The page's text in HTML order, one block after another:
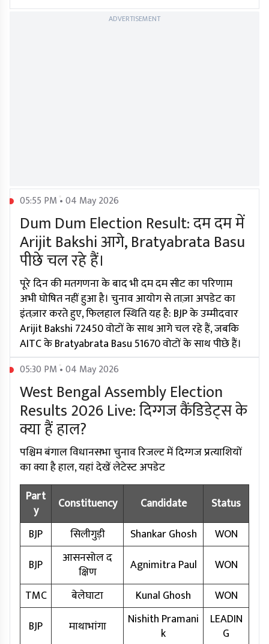
ADVERTISEMENT
05:55 PM • 04 May 2026
Dum Dum Election Result: दम दम में
Arijit Bakshi आगे, Bratyabrata Basu
पीछे चल रहे हैं।
पूरे दिन की मतगणना के बाद भी दम दम सीट का परिणाम
अभी घोषित नहीं हुआ है। चुनाव आयोग से ताज़ा अपडेट का
इंतज़ार करते हुए, फिलहाल स्थिति यह है: BJP के उम्मीदवार
Arijit Bakshi 72450 वोटों के साथ आगे चल रहे हैं, जबकि
AITC के Bratyabrata Basu 51670 वोटों के साथ पीछे हैं।
05:30 PM • 04 May 2026
West Bengal Assembly Election
Results 2026 Live: दिग्गज कैंडिडेट्स के
क्या हैं हाल?
पश्चिम बंगाल विधानसभा चुनाव रिजल्ट में दिग्गज प्रत्याशियों
का क्या है हाल, यहां देखें लेटेस्ट अपडेट
Part
y
Constituency Candidate
Status
BJP
सिलीगुड़ी Shankar Ghosh
WON
BJP
आसनसोल द
क्षिण
Agnimitra Paul
WON
TMC
बेलेघाटा Kunal Ghosh
WON
BJP
माथाभांगा
Nishith Pramani
k
LEADIN
G